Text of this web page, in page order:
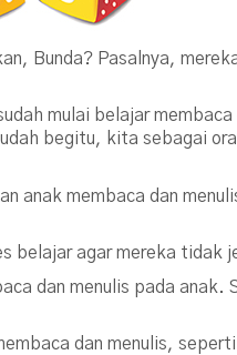
Bunda? Pasalnya,
mulai belajar
begitu, kita sebagai
anak membaca dan
belajar agar mereka tidak
dan menulis pada anak.
dan menulis,